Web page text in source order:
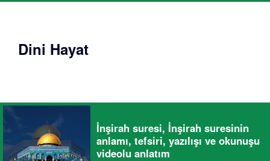
Dini Hayat
İnşirah suresi, İnşirah suresinin
anlamı, tefsiri, yazılışı ve okunuşu
videolu anlatım